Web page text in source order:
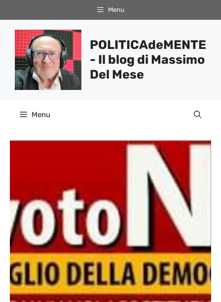
al
contenuto
Menu
POLITICAdeMENTE
- Il blog di Massimo
Del Mese
Menu